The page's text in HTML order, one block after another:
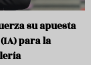
su apuesta
para la